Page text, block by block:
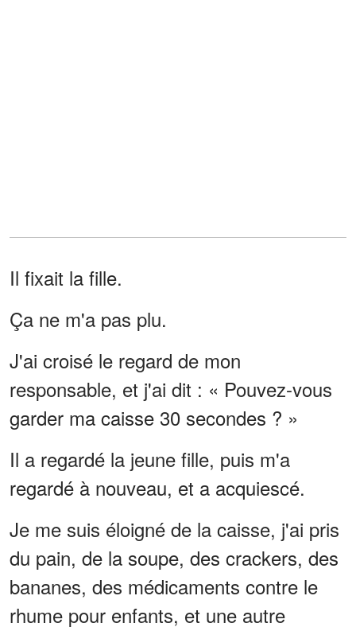
Il fixait la fille.
Ça ne m'a pas plu.
J'ai croisé le regard de mon
responsable, et j'ai dit : « Pouvez-vous
garder ma caisse 30 secondes ? »
Il a regardé la jeune fille, puis m'a
regardé à nouveau, et a acquiescé.
Je me suis éloigné de la caisse, j'ai pris
du pain, de la soupe, des crackers, des
bananes, des médicaments contre le
rhume pour enfants, et une autre